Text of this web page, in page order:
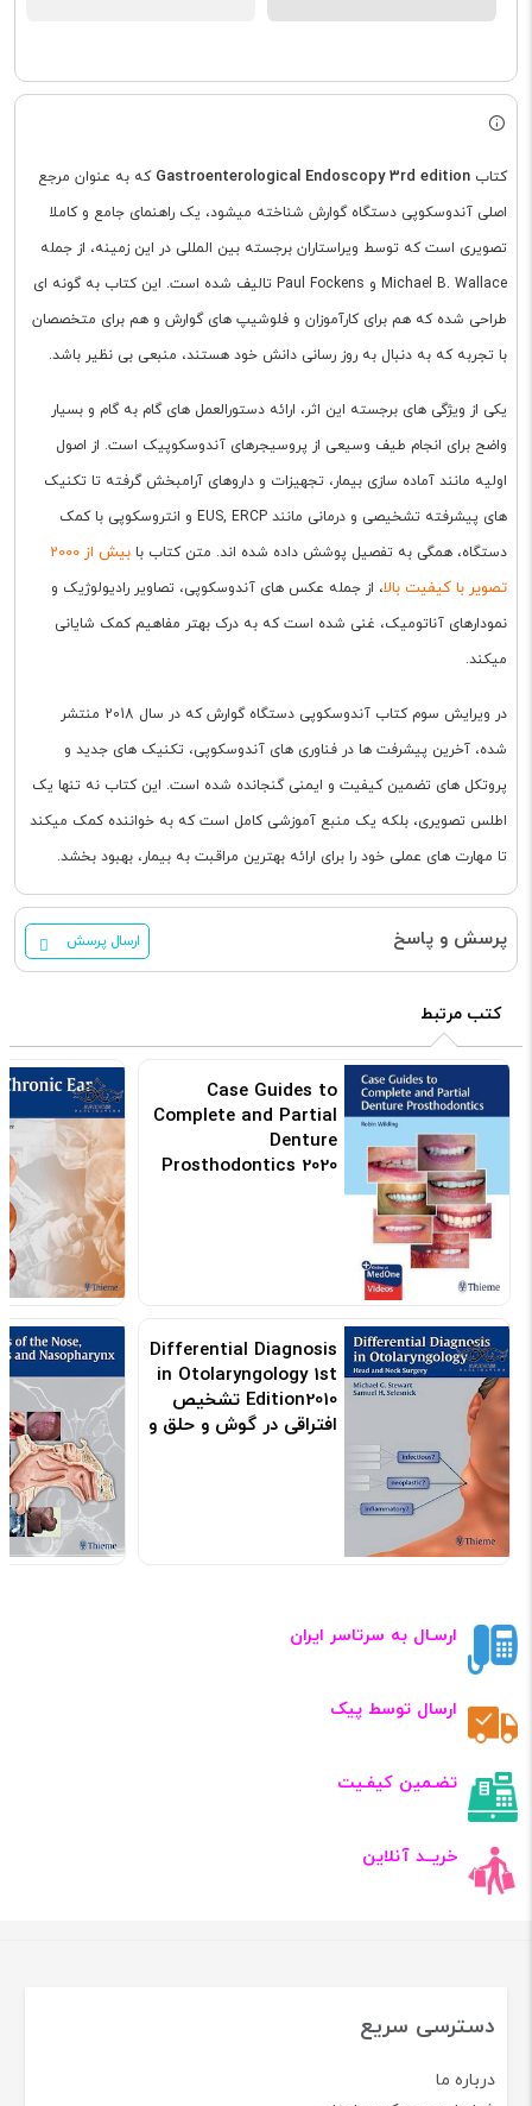
کتاب Gastroenterological Endoscopy 3rd edition که به عنوان مرجع
اصلی آندوسکوپی دستگاه گوارش شناخته میشود، یک راهنمای جامع و کاملا
تصویری است که توسط ویراستاران برجسته بین المللی در این زمینه، از جمله
Michael B. Wallace و Paul Fockens تالیف شده است. این کتاب به گونه ای
طراحی شده که هم برای کارآموزان و فلوشیپ های گوارش و هم برای متخصصان
با تجربه که به دنبال به روز رسانی دانش خود هستند، منبعی بی نظیر باشد.
یکی از ویژگی های برجسته این اثر، ارائه دستورالعمل های گام به گام و بسیار
واضح برای انجام طیف وسیعی از پروسیجرهای آندوسکوپیک است. از اصول
اولیه مانند آماده سازی بیمار، تجهیزات و داروهای آرامبخش گرفته تا تکنیک
های پیشرفته تشخیصی و درمانی مانند EUS, ERCP و انتروسکوپی با کمک
دستگاه، همگی به تفصیل پوشش داده شده اند. متن کتاب با
بیش از 2000
تصویر با کیفیت بالا، از جمله عکس های آندوسکوپی، تصاویر رادیولوژیک و
نمودارهای آناتومیک، غنی شده است که به درک بهتر مفاهیم کمک شایانی
میکند.
در ویرایش سوم کتاب آندوسکوپی دستگاه گوارش که در سال 2018 منتشر
شده، آخرین پیشرفت ها در فناوری های آندوسکوپی، تکنیک های جدید و
پروتکل های تضمین کیفیت و ایمنی گنجانده شده است. این کتاب نه تنها یک
اطلس تصویری، بلکه یک منبع آموزشی کامل است که به خواننده کمک میکند
تا مهارت های عملی خود را برای ارائه بهترین مراقبت به بیمار، بهبود بخشد.
پرسش و پاسخ ارسال پرسش
کتب مرتبط
Case Guides to
Complete and Partial
Denture
Prosthodontics 2020
Differential Diagnosis
in Otolaryngology 1st
Edition2010 تشخیص
افتراقی در گوش و حلق و
ارسـال به سرتاسر ایران
ارسال توسط پیک
تضـمین کیفـیت
خریــد آنلاین
دسترسی سریع
درباره ما